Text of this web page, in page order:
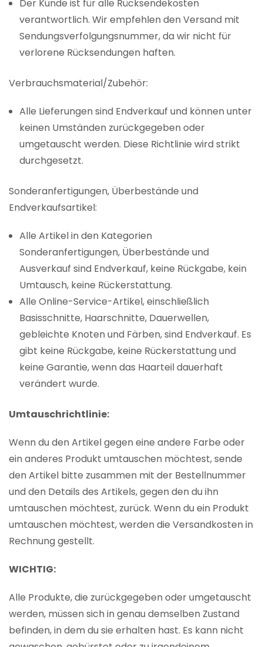
Der Kunde ist für alle Rücksendekosten
verantwortlich. Wir empfehlen den Versand mit
Sendungsverfolgungsnummer, da wir nicht für
verlorene Rücksendungen haften.
Verbrauchsmaterial/Zubehör:
Alle Lieferungen sind Endverkauf und können unter
keinen Umständen zurückgegeben oder
umgetauscht werden. Diese Richtlinie wird strikt
durchgesetzt.
Sonderanfertigungen, Überbestände und
Endverkaufsartikel:
Alle Artikel in den Kategorien
Sonderanfertigungen, Überbestände und
Ausverkauf sind Endverkauf, keine Rückgabe, kein
Umtausch, keine Rückerstattung.
Alle Online-Service-Artikel, einschließlich
Basisschnitte, Haarschnitte, Dauerwellen,
gebleichte Knoten und Färben, sind Endverkauf. Es
gibt keine Rückgabe, keine Rückerstattung und
keine Garantie, wenn das Haarteil dauerhaft
verändert wurde.
Umtauschrichtlinie:
Wenn du den Artikel gegen eine andere Farbe oder
ein anderes Produkt umtauschen möchtest, sende
den Artikel bitte zusammen mit der Bestellnummer
und den Details des Artikels, gegen den du ihn
umtauschen möchtest, zurück. Wenn du ein Produkt
umtauschen möchtest, werden die Versandkosten in
Rechnung gestellt.
WICHTIG:
Alle Produkte, die zurückgegeben oder umgetauscht
werden, müssen sich in genau demselben Zustand
befinden, in dem du sie erhalten hast. Es kann nicht